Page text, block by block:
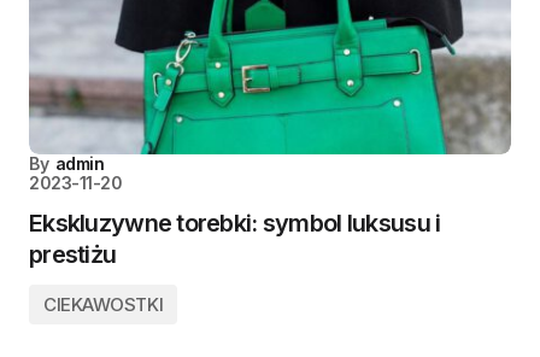
By admin
2023-11-20
Ekskluzywne torebki: symbol luksusu i
prestiżu
CIEKAWOSTKI